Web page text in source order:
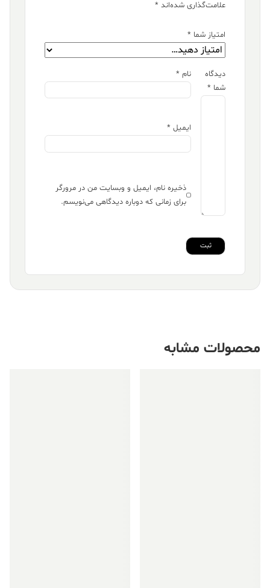
علامت‌گذاری شده‌اند *
امتیاز شما *
دیدگاه
شما *
نام *
ایمیل *
ذخیره نام، ایمیل و وبسایت من در مرورگر
برای زمانی که دوباره دیدگاهی می‌نویسم.
محصولات مشابه